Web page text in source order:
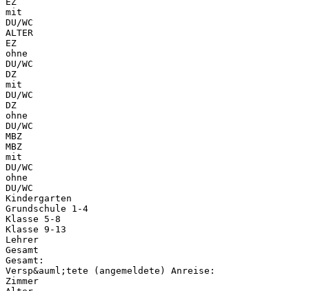
mit
DU/WC
ALTER
EZ
ohne
DU/WC
DZ
mit
DU/WC
DZ
ohne
DU/WC
MBZ
MBZ
mit
DU/WC
ohne
DU/WC
Kindergarten
Grundschule 1-4
Klasse 5-8
Klasse 9-13
Lehrer
Gesamt
Gesamt:
Versp&auml;tete (angemeldete) Anreise:
Zimmer